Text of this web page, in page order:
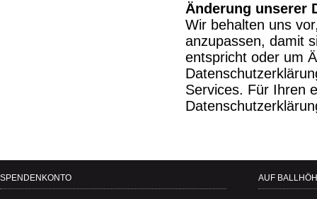
Änderung unserer
Wir behalten uns
anzupassen, damit
entspricht oder um
Services. Für Ihren
SPENDENKONTO AUF